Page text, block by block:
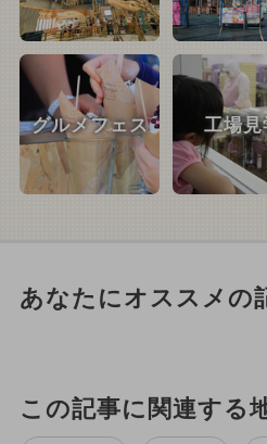
グルメフェス 工場見
あなたにオススメの
この記事に関連する